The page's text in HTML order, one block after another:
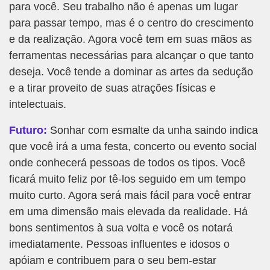
para você. Seu trabalho não é apenas um lugar
para passar tempo, mas é o centro do crescimento
e da realização. Agora você tem em suas mãos as
ferramentas necessárias para alcançar o que tanto
deseja. Você tende a dominar as artes da sedução
e a tirar proveito de suas atrações físicas e
intelectuais.
Futuro: Sonhar com esmalte da unha saindo indica
que você irá a uma festa, concerto ou evento social
onde conhecerá pessoas de todos os tipos. Você
ficará muito feliz por tê-los seguido em um tempo
muito curto. Agora será mais fácil para você entrar
em uma dimensão mais elevada da realidade. Há
bons sentimentos à sua volta e você os notará
imediatamente. Pessoas influentes e idosos o
apóiam e contribuem para o seu bem-estar